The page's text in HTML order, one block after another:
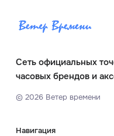
Сеть официальных
часовых брендов и
© 2026Ветер времени
Навигация